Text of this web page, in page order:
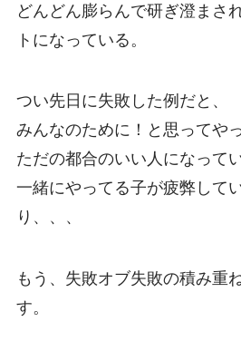
どんどん膨らんで研ぎ澄まさ
トになっている。
つい先日に失敗した例だと、
みんなのために！と思ってや
ただの都合のいい人になって
一緒にやってる子が疲弊して
り、、、
もう、失敗オブ失敗の積み重
す。